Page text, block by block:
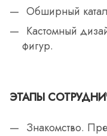
Обширный
Кастомный
фигур.
ЭТАПЫ
Знакомство.